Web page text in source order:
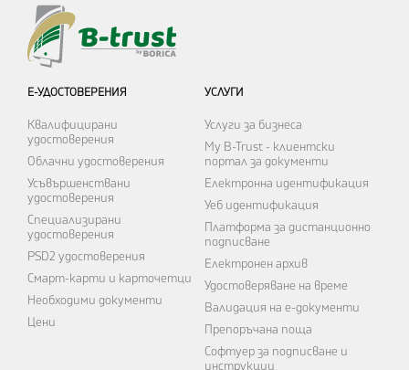
Е-УДОСТОВЕРЕНИЯ
Квалифицирани
удостоверения
Облачни удостоверения
Усъвършенствани
удостоверения
Специализирани
удостоверения
PSD2 удостоверения
Смарт-карти и карточетци
Необходими документи
Цени
УСЛУГИ
Услуги за бизнеса
My B-Trust - клиентски
портал за документи
Електронна идентификация
Уеб идентификация
Платформа за дистанционно
подписване
Електронен архив
Удостоверяване на време
Валидация на е-документи
Препоръчана поща
Софтуер за подписване и
инструкции